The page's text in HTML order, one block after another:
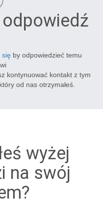
się by odpowiedzieć temu
kontynuować kontakt z tym
od nas otrzymałeś.
wyżej
na swój